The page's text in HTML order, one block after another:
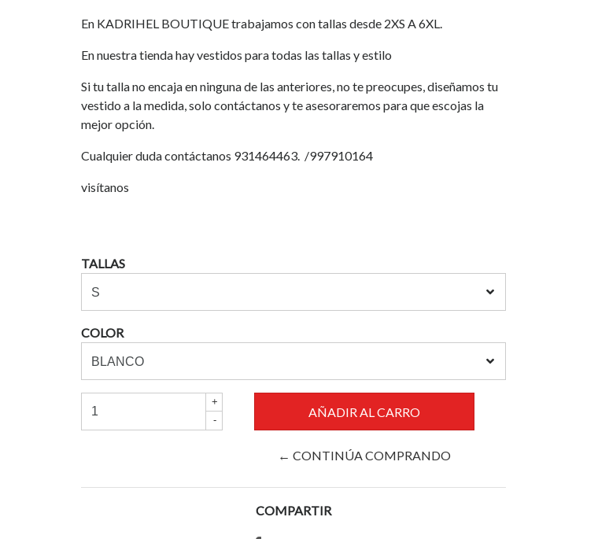
En KADRIHEL BOUTIQUE trabajamos con tallas desde 2XS A 6XL.
En nuestra tienda hay vestidos para todas las tallas y estilo
Si tu talla no encaja en ninguna de las anteriores, no te preocupes, diseñamos tu
vestido a la medida, solo contáctanos y te asesoraremos para que escojas la
mejor opción.
Cualquier duda contáctanos 931464463. /997910164
visítanos
TALLAS
COLOR
+
-
← CONTINÚA COMPRANDO
COMPARTIR